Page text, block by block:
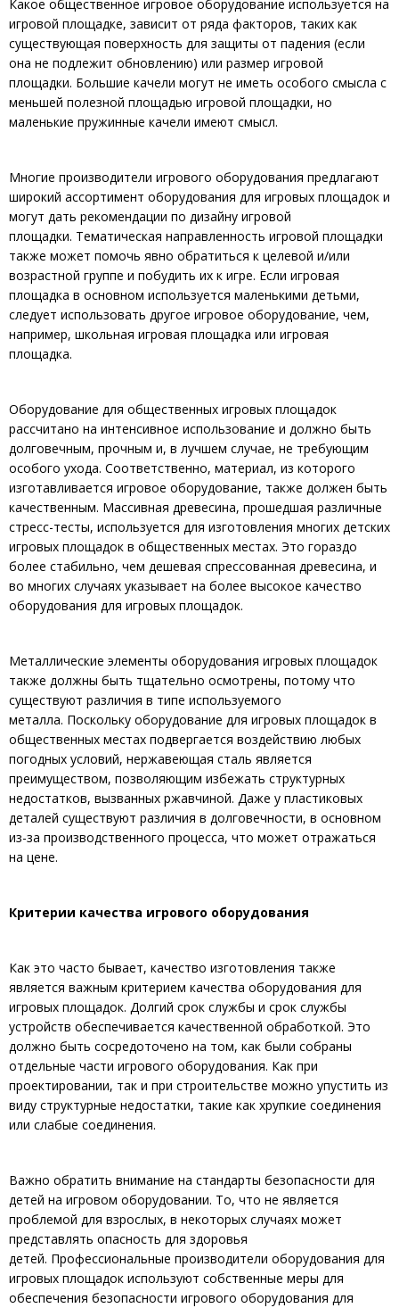
Какое общественное игровое оборудование используется на
игровой площадке, зависит от ряда факторов, таких как
существующая поверхность для защиты от падения (если
она не подлежит обновлению) или размер игровой
площадки. Большие качели могут не иметь особого смысла с
меньшей полезной площадью игровой площадки, но
маленькие пружинные качели имеют смысл.
Многие производители игрового оборудования предлагают
широкий ассортимент оборудования для игровых площадок и
могут дать рекомендации по дизайну игровой
площадки. Тематическая направленность игровой площадки
также может помочь явно обратиться к целевой и/или
возрастной группе и побудить их к игре. Если игровая
площадка в основном используется маленькими детьми,
следует использовать другое игровое оборудование, чем,
например, школьная игровая площадка или игровая
площадка.
Оборудование для общественных игровых площадок
рассчитано на интенсивное использование и должно быть
долговечным, прочным и, в лучшем случае, не требующим
особого ухода. Соответственно, материал, из которого
изготавливается игровое оборудование, также должен быть
качественным. Массивная древесина, прошедшая различные
стресс-тесты, используется для изготовления многих детских
игровых площадок в общественных местах. Это гораздо
более стабильно, чем дешевая спрессованная древесина, и
во многих случаях указывает на более высокое качество
оборудования для игровых площадок.
Металлические элементы оборудования игровых площадок
также должны быть тщательно осмотрены, потому что
существуют различия в типе используемого
металла. Поскольку оборудование для игровых площадок в
общественных местах подвергается воздействию любых
погодных условий, нержавеющая сталь является
преимуществом, позволяющим избежать структурных
недостатков, вызванных ржавчиной. Даже у пластиковых
деталей существуют различия в долговечности, в основном
из-за производственного процесса, что может отражаться
на цене.
Критерии качества игрового оборудования
Как это часто бывает, качество изготовления также
является важным критерием качества оборудования для
игровых площадок. Долгий срок службы и срок службы
устройств обеспечивается качественной обработкой. Это
должно быть сосредоточено на том, как были собраны
отдельные части игрового оборудования. Как при
проектировании, так и при строительстве можно упустить из
виду структурные недостатки, такие как хрупкие соединения
или слабые соединения.
Важно обратить внимание на стандарты безопасности для
детей на игровом оборудовании. То, что не является
проблемой для взрослых, в некоторых случаях может
представлять опасность для здоровья
детей. Профессиональные производители оборудования для
игровых площадок используют собственные меры для
обеспечения безопасности игрового оборудования для